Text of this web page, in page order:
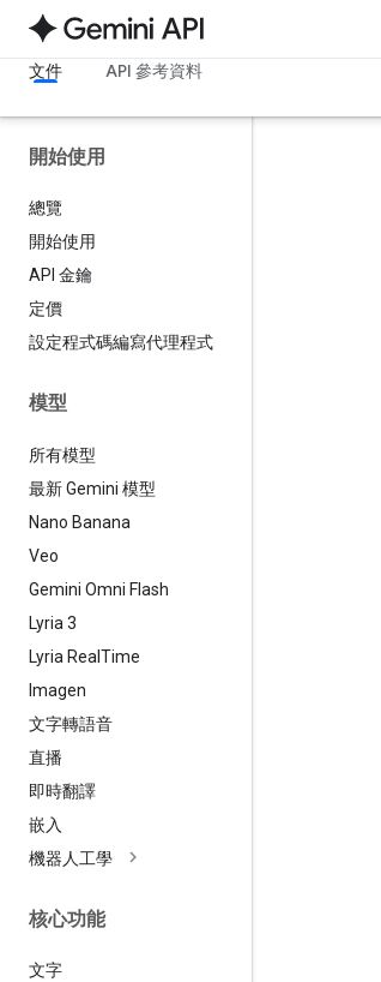
文件 API 參考資料
開始使用
總覽
開始使用
API 金鑰
定價
設定程式碼編寫代理程式
模型
所有模型
最新 Gemini 模型
Nano Banana
Veo
Gemini Omni Flash
Lyria 3
Lyria Real Time
Imagen
文字轉語音
直播
即時翻譯
嵌入
機器人工學
核心功能
文字